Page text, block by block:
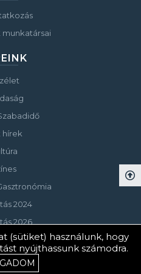
munkatársai
hírek
2024
2026
Televízió
(sütiket) használunk, hogy
nyújthassunk számodra.